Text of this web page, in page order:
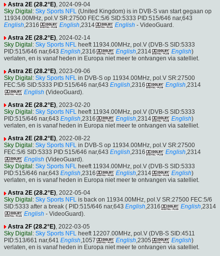
Astra 2E (28.2°E) , 2024-09-04
Sky Digital: Sky Sports NFL (United Kingdom) is in DVB-S van start gegaan op
11934.00MHz, pol.V SR:27500 FEC:5/6 SID:5333 PID:515/646 nar,643
English ,2316 English ,2314 English - VideoGuard.
Astra 2E (28.2°E), 2024-02-14
Sky Digital : Sky Sports NFL heeft 11934.00MHz, pol.V (DVB-S SID:5333
PID:515/646 nar,643 English,2316 English,2314 English)
verlaten, en is vanaf heden in Europa niet meer te ontvangen via satelliet.
Astra 2E (28.2°E), 2023-09-06
Sky Digital : Sky Sports NFL in DVB-S op 11934.00MHz, pol.V SR:27500
FEC:5/6 SID:5333 PID:515/646 nar,643 English,2316 English,2314
English (VideoGuard).
Astra 2E (28.2°E), 2023-02-20
Sky Digital : Sky Sports NFL heeft 11934.00MHz, pol.V (DVB-S SID:5333
PID:515/646 nar,643 English,2316 English,2314 English)
verlaten, en is vanaf heden in Europa niet meer te ontvangen via satelliet.
Astra 2E (28.2°E), 2022-08-22
Sky Digital : Sky Sports NFL in DVB-S op 11934.00MHz, pol.V SR:27500
FEC:5/6 SID:5333 PID:515/646 nar,643 English,2316 English,2314
English (VideoGuard).
Sky Digital : Sky Sports NFL heeft 11934.00MHz, pol.V (DVB-S SID:5333
PID:515/646 nar,643 English,2316 English,2314 English)
verlaten, en is vanaf heden in Europa niet meer te ontvangen via satelliet.
Astra 2E (28.2°E), 2022-05-04
Sky Digital : Sky Sports NFL is back on 11934.00MHz, pol.V SR:27500 FEC:5/6
SID:5333 after a break ( PID:515/646 nar,643 English,2316 English,2314
English - VideoGuard).
Astra 2F (28.2°E), 2022-03-05
Sky Digital: Sky Sports NFL heeft 12207.00MHz, pol.V (DVB-S SID:4511
PID:513/661 nar,641 English,1057 English,2305 English)
verlaten, en is vanaf heden in Europa niet meer te ontvangen via satelliet.